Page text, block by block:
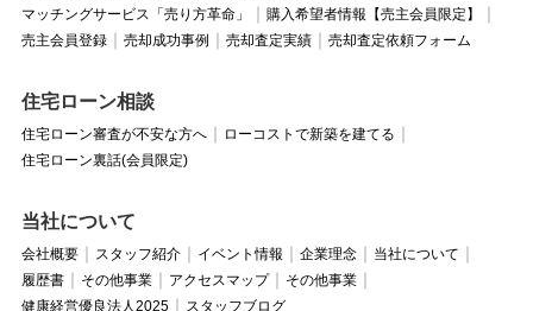
マッチングサービス「売り方革命」
購入希望者情報【売主会員限定】
売主会員登録
売却成功事例 売却査定実績 売却査定依頼フォーム
住宅ローン相談
住宅ローン審査が不安な方へ
ローコストで新築を建てる
住宅ローン裏話(会員限定)
当社について
会社概要 スタッフ紹介 イベント情報 企業理念
当社について
履歴書
その他事業 アクセスマップ
その他事業
健康経営優良法人2025
スタッフブログ